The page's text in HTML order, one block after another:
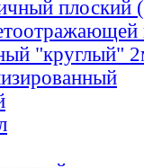
плоский
"круглый"